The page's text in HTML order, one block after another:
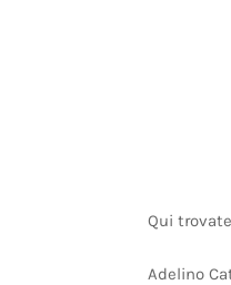
Qui
Adelino